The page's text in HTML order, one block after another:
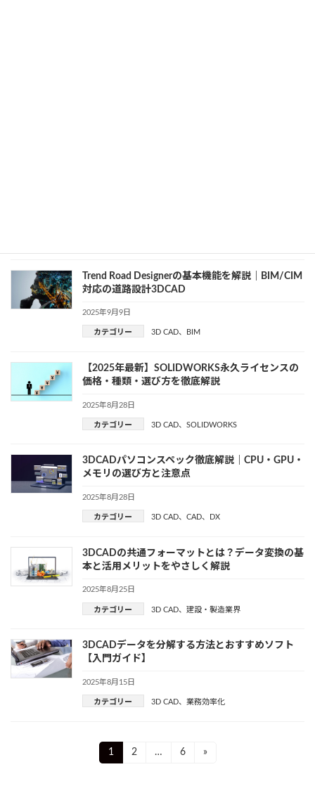
Trend Road Designerの基本機能を解説｜BIM/CIM
対応の道路設計3DCAD
2025年9月9日
カテゴリー 3D CAD、 BIM
【2025年最新】SOLIDWORKS永久ライセンスの
価格・種類・選び方を徹底解説
2025年8月28日
カテゴリー 3D CAD、 SOLIDWORKS
3DCADパソコンスペック徹底解説｜CPU・GPU・
メモリの選び方と注意点
2025年8月28日
カテゴリー 3D CAD、 CAD、 DX
3DCADの共通フォーマットとは？データ変換の基
本と活用メリットをやさしく解説
2025年8月25日
カテゴリー 3D CAD、 建設・製造業界
3DCADデータを分解する方法とおすすめソフト
【入門ガイド】
2025年8月15日
カテゴリー 3D CAD、 業務効率化
Page
1 Page
2 … Page
6 »